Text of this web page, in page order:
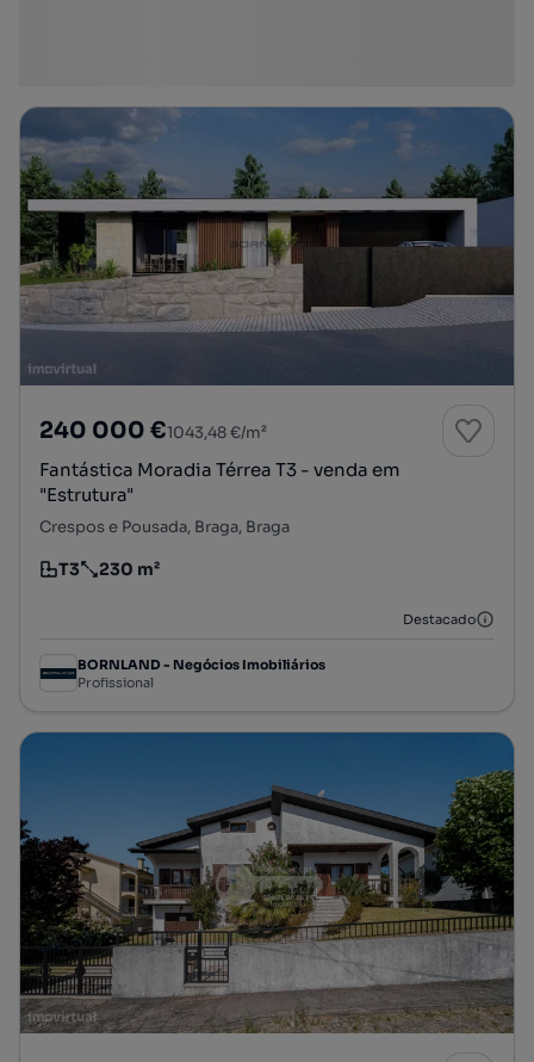
240 000 €1043,48 €/m²
Fantástica Moradia Térrea T3 - venda em
"Estrutura"
Crespos e Pousada, Braga, Braga
Tipologia
T3
Preço por metro quadrado
230 m²
Destacado
BORNLAND - Negócios Imobiliários
Profissional